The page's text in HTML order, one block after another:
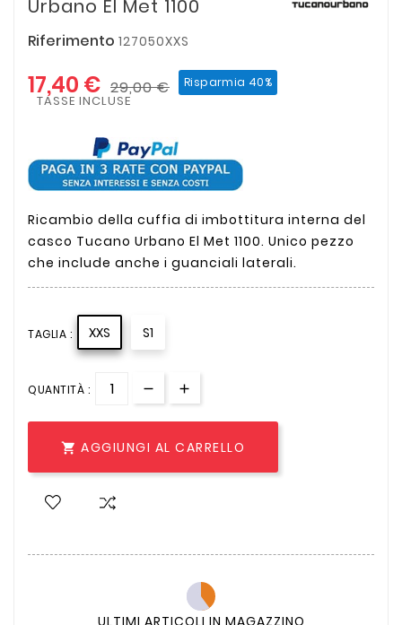
Urbano El Met 1100
Riferimento 127050XXS
17,40 € 29,00 € Risparmia 40%
TASSE INCLUSE
Ricambio della cuffia di imbottitura interna del
casco Tucano Urbano El Met 1100. Unico pezzo
che include anche i guanciali laterali.
TAGLIA : XXS S1
QUANTITÀ :
 AGGIUNGI AL CARRELLO